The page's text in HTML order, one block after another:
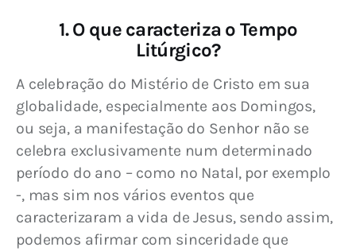
1. O que caracteriza o Tempo
Litúrgico?
A celebração do Mistério de Cristo em sua
globalidade, especialmente aos Domingos,
ou seja, a manifestação do Senhor não se
celebra exclusivamente num determinado
período do ano – como no Natal, por exemplo
-, mas sim nos vários eventos que
caracterizaram a vida de Jesus, sendo assim,
podemos afirmar com sinceridade que